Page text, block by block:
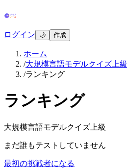
ログイン 🌙 作成
ホーム
/大規模言語モデルクイズ上級
/ランキング
ランキング
大規模言語モデルクイズ上級
まだ誰もテストしていません
最初の挑戦者になる